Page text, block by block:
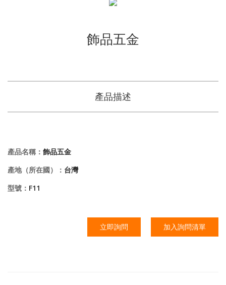
飾品五金
產品描述
產品名稱： 飾品五金
產地（所在國）： 台灣
型號： F11
立即詢問 加入詢問清單